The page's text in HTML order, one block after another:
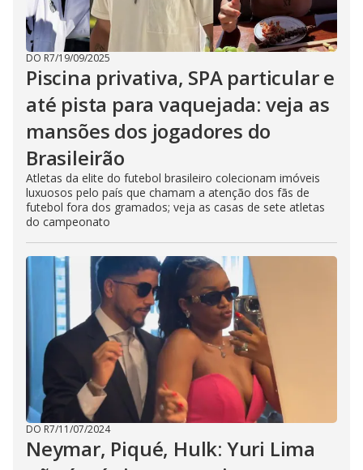
DO R7/19/09/2025
Piscina privativa, SPA particular e
até pista para vaquejada: veja as
mansões dos jogadores do
Brasileirão
Atletas da elite do futebol brasileiro colecionam imóveis
luxuosos pelo país que chamam a atenção dos fãs de
futebol fora dos gramados; veja as casas de sete atletas
do campeonato
DO R7/11/07/2024
Neymar, Piqué, Hulk: Yuri Lima